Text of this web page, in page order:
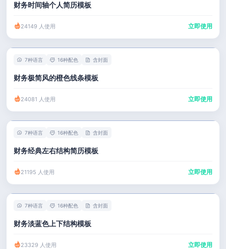
财务时间轴个人简历模板
24149 人使用 立即使用
7种语言 16种配色 含封面
财务极简风的橙色线条模板
24081 人使用 立即使用
7种语言 16种配色 含封面
财务经典左右结构简历模板
21195 人使用 立即使用
7种语言 16种配色 含封面
财务淡蓝色上下结构模板
23329 人使用 立即使用